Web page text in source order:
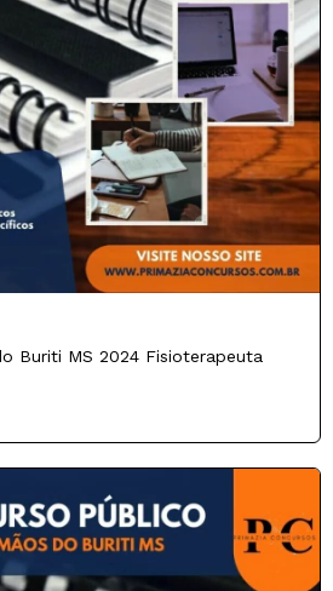
Buriti MS 2024 Fisioterapeuta